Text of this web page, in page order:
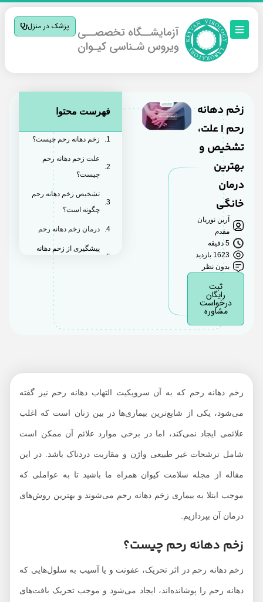
پزشک در منزل
زخم دهانه
رحم | علت،
تشخیص و
بهترین
درمان
خانگی
آرین نوریان
مقدم
5 دقیقه
1623 بازدید
بدون نظر
رایگان
درخواست
مشاوره
فهرست محتوا
زخم دهانه رحم چیست؟
علت زخم دهانه رحم
چیست؟
تشخیص زخم دهانه رحم
چگونه است؟
درمان زخم دهانه رحم
پیشگیری از زخم دهانه
زخم دهانه رحم که به آن سرویکیت التهاب دهانه رحم نیز گفته
می‌شود، یکی از شایع‌ترین بیماری‌ها در بین زنان است که اغلب
علائمی ایجاد نمی‌کند، اما در برخی موارد علائم آن ممکن است
شامل ترشحات غیر طبیعی واژن و مقاربت دردناک باشد. در این
مقاله از مجله سلامت کیوان همراه ما باشید تا به عواملی که
موجب ابتلا به بیماری زخم دهانه رحم می‌شوند و بهترین روش‌های
درمان آن بپردازیم.
زخم دهانه رحم چیست؟
زخم دهانه رحم در اثر تحریک، عفونت و یا آسیب به سلول‌هایی که
دهانه رحم را پوشانده‌اند، ایجاد می‌شود و موجب تحریک‌ بافت‌های